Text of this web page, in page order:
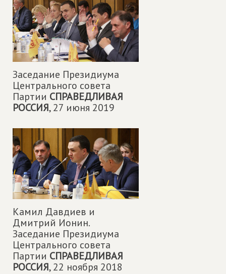
Заседание Президиума
Центрального совета
Партии СПРАВЕДЛИВАЯ
РОССИЯ,27 июня 2019
Камил Давдиев и
Дмитрий Ионин.
Заседание Президиума
Центрального совета
Партии СПРАВЕДЛИВАЯ
РОССИЯ,22 ноября 2018